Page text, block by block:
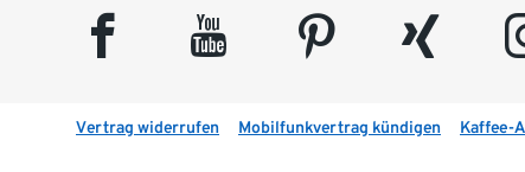
facebook youtube pinterest xing
Vertrag widerrufen Mobilfunkvertrag kündigen Kaffee-